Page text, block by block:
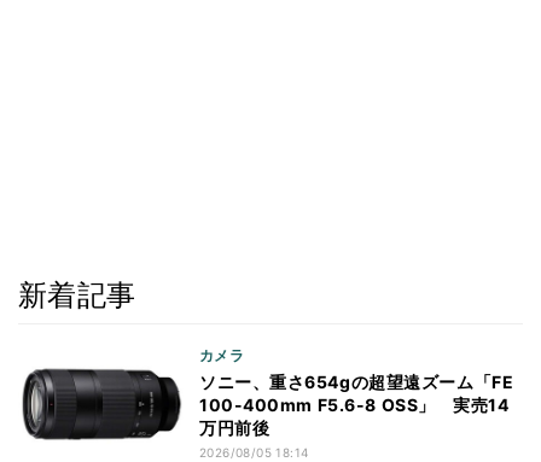
新着記事
カメラ
ソニー、重さ654gの超望遠ズーム「FE
100-400mm F5.6-8 OSS」 実売14
万円前後
2026/08/05 18:14